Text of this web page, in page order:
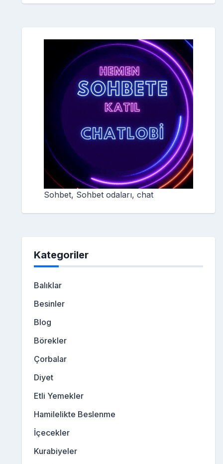
Sohbet, Sohbet odaları, chat
Kategoriler
Balıklar
Besinler
Blog
Börekler
Çorbalar
Diyet
Etli Yemekler
Hamilelikte Beslenme
İçecekler
Kurabiyeler